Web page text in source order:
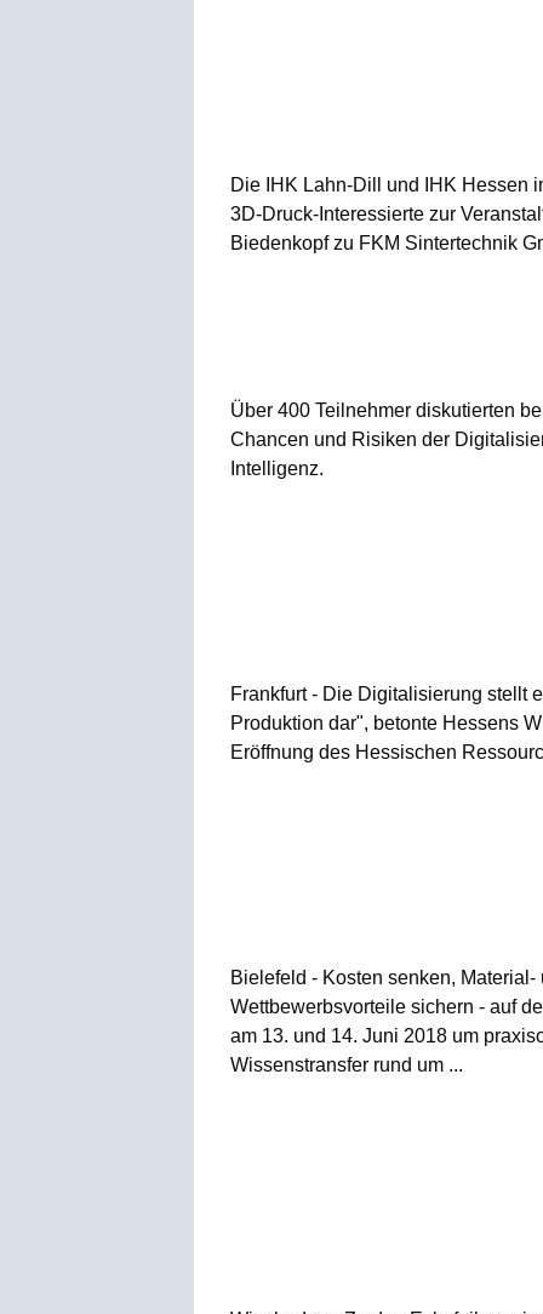
Die IHK Lahn-Dill und IHK Hessen
3D-Druck-Interessierte zur
Biedenkopf zu FKM Sintertechnik
Über 400 Teilnehmer diskutierten
Chancen und Risiken der
Intelligenz.
Frankfurt - Die Digitalisierung stellt
Produktion dar", betonte Hessens
Eröffnung des Hessischen
Bielefeld - Kosten senken,
Wettbewerbsvorteile sichern - auf
am 13. und 14. Juni 2018 um
Wissenstransfer rund um ...